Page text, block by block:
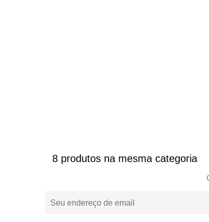
8 produtos na mesma categoria